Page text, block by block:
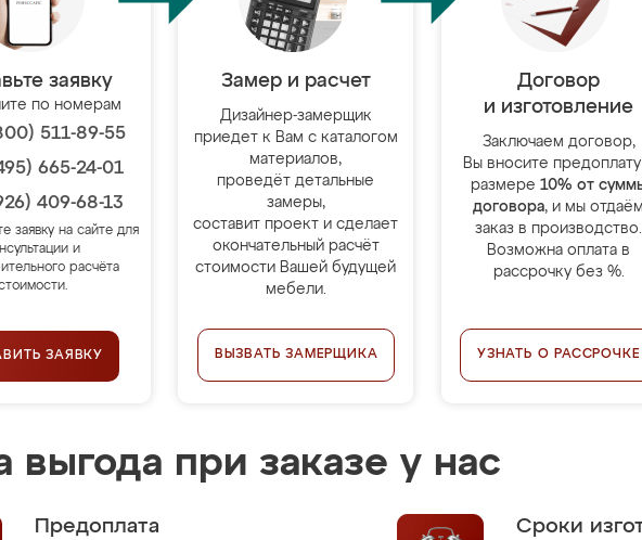
заявку
по номерам
511-89-55
665-24-01
409-68-13
заявку на сайте для
и
расчёта
ЗАЯВКУ
Замер и расчет
Дизайнер-замерщик
приедет к Вам с каталогом
материалов,
проведёт детальные
замеры,
составит проект и сделает
окончательный расчёт
стоимости Вашей будущей
мебели.
ВЫЗВАТЬ ЗАМЕРЩИКА
Договор
и изготовление
Заключаем договор,
Вы вносите
размере 10% от
договора, и мы отдаём
заказ в производство.
Возможна оплата в
рассрочку без %.
УЗНАТЬ О РАССРОЧКЕ
выгода при заказе у нас
Предоплата
Сроки